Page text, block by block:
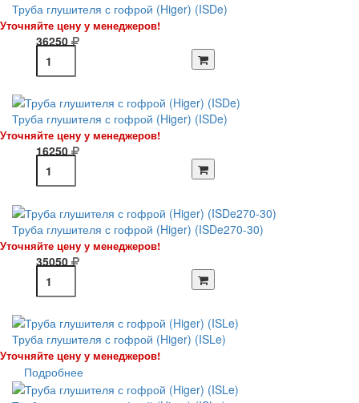
Труба глушителя с гофрой (Higer) (ISDe)
Уточняйте цену у менеджеров!
36250
Труба глушителя с гофрой (Higer) (ISDe)
Уточняйте цену у менеджеров!
16250
Труба глушителя с гофрой (Higer) (ISDe270-30)
Уточняйте цену у менеджеров!
35050
Труба глушителя с гофрой (Higer) (ISLe)
Уточняйте цену у менеджеров!
Подробнее